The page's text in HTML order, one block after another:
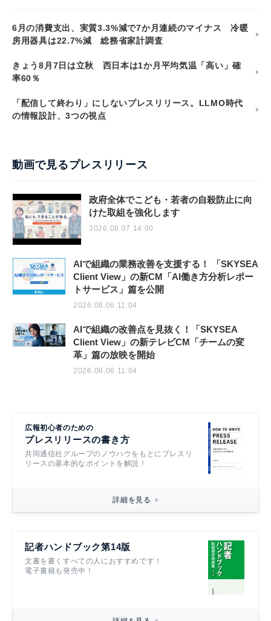
6月の消費支出、実質3.3%減で7か月連続のマイナス 冷暖
房用器具は22.7%減 総務省家計調査
きょう8月7日は立秋 西日本は1か月平均気温「高い」確
率60％
「配信して終わり」にしないプレスリリース。LLMO時代
の情報設計、3つの視点
動画で見るプレスリリース
政府全体でこども・若者の自殺防止に向
けた取組を強化します
2026.08.07 14:00
AIで組織の業務改善を支援する！ 「SKYSEA
Client View」の新CM「AI働き方分析レポー
トサービス」篇を公開
2026.08.06 11:04
AIで組織の改善点を見抜く！「SKYSEA
Client View」の新テレビCM「チームの変
革」篇の放映を開始
2026.08.06 11:04
広報初心者のための
プレスリリースの書き方
共同通信社グループのノウハウをもとにプレスリ
リースの基本的なポイントを解説！
詳細を見る
記者ハンドブック第14版
文書を書くすべての人におすすめです！
電子書籍も発売中！